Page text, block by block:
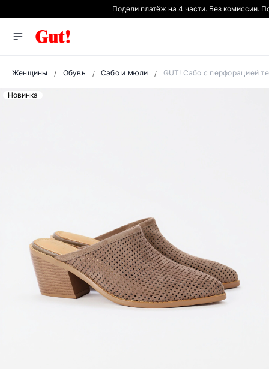
Подели платёж на 4 части. Без комиссии.
Женщины Обувь Сабо и мюли GUT! Сабо с перфорацией
Новинка